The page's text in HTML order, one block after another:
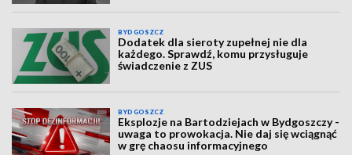
BYDGOSZCZ
Dodatek dla sieroty zupełnej nie dla
każdego. Sprawdź, komu przysługuje
świadczenie z ZUS
BYDGOSZCZ
Eksplozje na Bartodziejach w Bydgoszczy -
uwaga to prowokacja. Nie daj się wciągnąć
w grę chaosu informacyjnego